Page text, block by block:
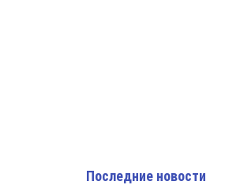
Последние новости